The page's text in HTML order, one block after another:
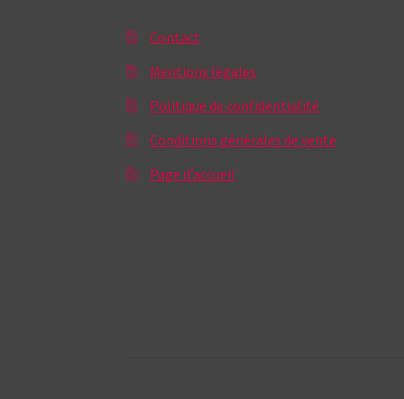
Contact
Mentions légales
Politique de confidentialité
Conditions générales de vente
Page d’accueil